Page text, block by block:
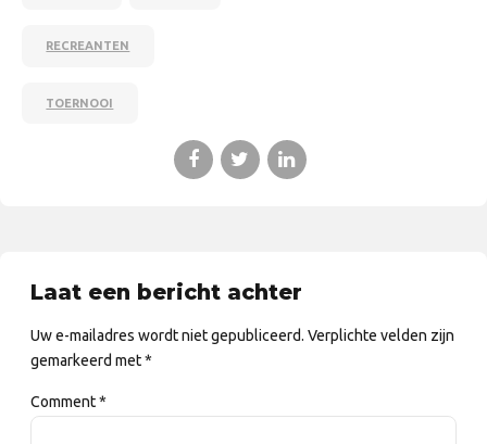
RECREANTEN
TOERNOOI
Laat een bericht achter
Uw e-mailadres wordt niet gepubliceerd. Verplichte velden zijn
gemarkeerd met *
Comment*